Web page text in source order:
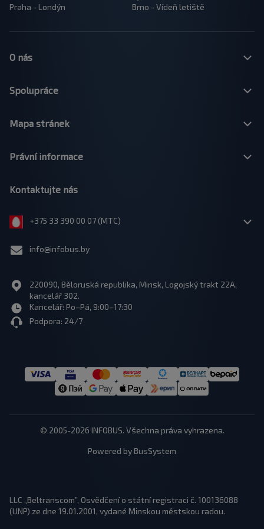
Praha - Londýn
Brno - Vídeň letiště
O nás
Spolupráce
Mapa stránek
Právní informace
Kontaktujte nás
+375 33 390 00 07 (МТС)
info@infobus.by
220090, Běloruská republika, Minsk, Logojský trakt 22A,
kancelář 302.
Kancelář: Po–Pá, 9:00–17:30
Podpora: 24/7
© 2005-2026 INFOBUS. Všechna práva vyhrazena.
Powered by BusSystem
LLC „Beltranscom”, Osvědčení o státní registraci č. 100136088
(UNP) ze dne 19.01.2001, vydané Minskou městskou radou.